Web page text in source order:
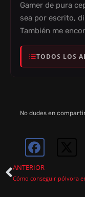
Gamer de pura
sea por escrito,
También me
TODOS LOS
No dudes en
ANTERIOR
Cómo conseguir pólvora